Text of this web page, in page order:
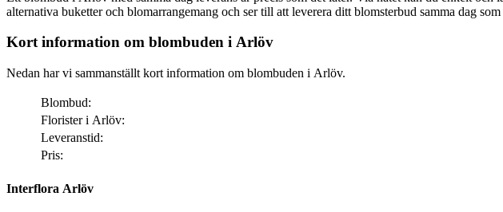
alternativa buketter och blomarrangemang och ser till att leverera ditt blomsterbud samma dag
Kort information om blombuden i Arlöv
Nedan har vi sammanställt kort information om blombuden i Arlöv.
Blombud:
Florister i Arlöv:
Leveranstid:
Pris:
Interflora Arlöv